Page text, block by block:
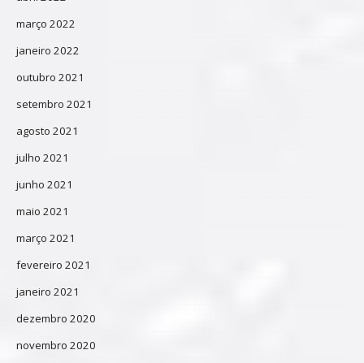
março 2022
janeiro 2022
outubro 2021
setembro 2021
agosto 2021
julho 2021
junho 2021
maio 2021
março 2021
fevereiro 2021
janeiro 2021
dezembro 2020
novembro 2020